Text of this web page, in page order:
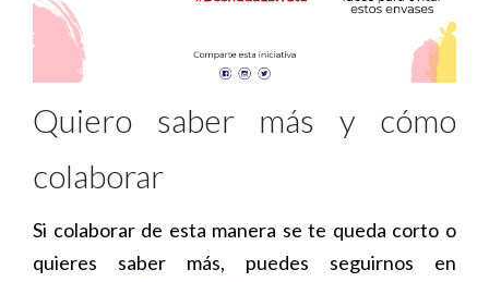
Quiero saber más y cómo
colaborar
Si colaborar de esta manera se te queda corto o
quieres saber más, puedes seguirnos en